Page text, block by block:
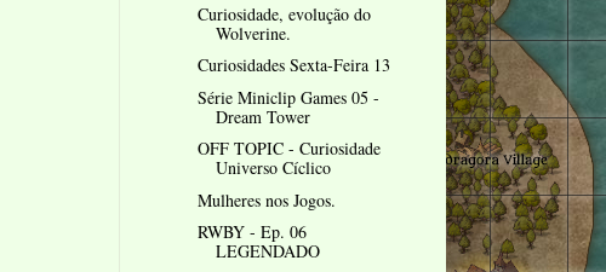
Curiosidade, evolução do
Wolverine.
Curiosidades Sexta-Feira 13
Série Miniclip Games 05 -
Dream Tower
OFF TOPIC - Curiosidade
Universo Cíclico
Mulheres nos Jogos.
RWBY - Ep. 06
LEGENDADO